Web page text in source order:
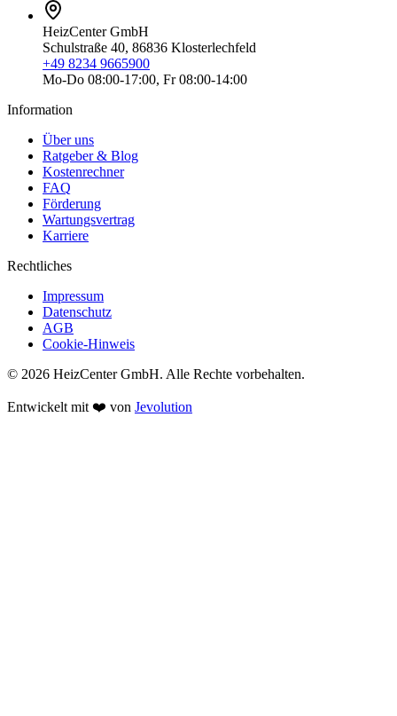
HeizCenter GmbH
Schulstraße 40, 86836 Klosterlechfeld
+49 8234 9665900
Mo-Do 08:00-17:00, Fr 08:00-14:00
Information
Über uns
Ratgeber & Blog
Kostenrechner
FAQ
Förderung
Wartungsvertrag
Karriere
Rechtliches
Impressum
Datenschutz
AGB
Cookie-Hinweis
© 2026 HeizCenter GmbH. Alle Rechte vorbehalten.
Entwickelt mit ❤️ von Jevolution